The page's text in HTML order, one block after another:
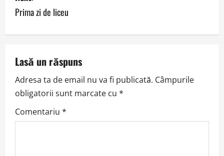
t
n
a
v
i
g
Prima zi de liceu
Lasă un răspuns
Adresa ta de email nu va fi publicată. Câmpurile
obligatorii sunt marcate cu *
Comentariu *